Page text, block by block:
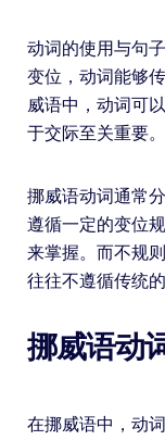
动词的使用与句
变位，动词能够
威语中，动词可
于交际至关重要。
挪威语动词通常
遵循一定的变位
来掌握。而不规
往往不遵循传统
挪威语动
在挪威语中，动